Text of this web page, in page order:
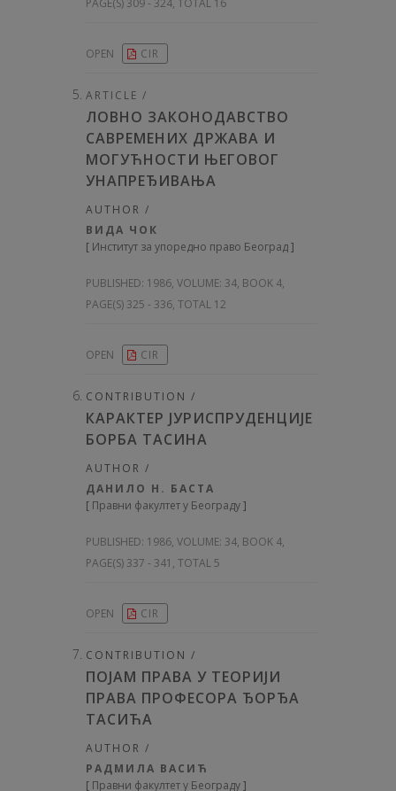
PAGE(S) 309 - 324, TOTAL 16
OPEN CIR
ARTICLE /
ЛОВНО ЗАКОНОДАВСТВО
САВРЕМЕНИХ ДРЖАВА И
МОГУЋНОСТИ ЊЕГОВОГ
УНАПРЕЂИВАЊА
AUTHOR /
ВИДА ЧОК
[ Институт за упоредно право Београд]
PUBLISHED: 1986, VOLUME: 34, BOOK 4,
PAGE(S) 325 - 336, TOTAL 12
OPEN CIR
CONTRIBUTION /
КАРАКТЕР ЈУРИСПРУДЕНЦИЈЕ
БОРБА ТАСИНА
AUTHOR /
ДАНИЛО Н. БАСТА
[ Правни факултет у Београду]
PUBLISHED: 1986, VOLUME: 34, BOOK 4,
PAGE(S) 337 - 341, TOTAL 5
OPEN CIR
CONTRIBUTION /
ПОЈАМ ПРАВА У ТЕОРИЈИ
ПРАВА ПРОФЕСОРА ЂОРЂА
ТАСИЋА
AUTHOR /
РАДМИЛА ВАСИЋ
[ Правни факултет у Београду]